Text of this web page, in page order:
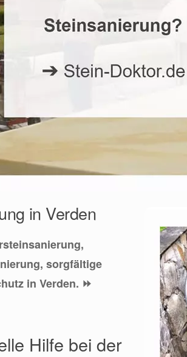
in Verden
sorgfältige
in Verden. ⏩
Hilfe bei der